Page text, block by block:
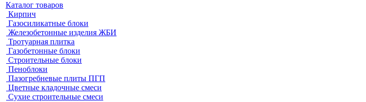
Каталог товаров
Кирпич
Газосиликатные блоки
Железобетонные изделия ЖБИ
Тротуарная плитка
Газобетонные блоки
Строительные блоки
Пеноблоки
Пазогребневые плиты ПГП
Цветные кладочные смеси
Сухие строительные смеси